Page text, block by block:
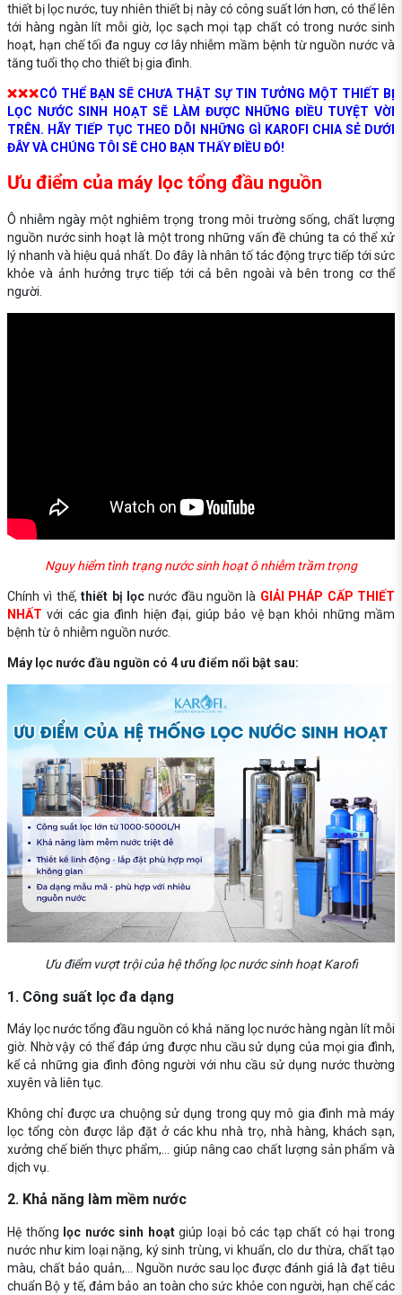
thiết bị lọc nước, tuy nhiên thiết bị này có công suất lớn hơn, có thể lên
tới hàng ngàn lít mỗi giờ, lọc sạch mọi tạp chất có trong nước sinh
hoạt, hạn chế tối đa nguy cơ lây nhiễm mầm bệnh từ nguồn nước và
tăng tuổi thọ cho thiết bị gia đình.
❌❌❌CÓ THỂ BẠN SẼ CHƯA THẬT SỰ TIN TƯỞNG MỘT THIẾT BỊ
LỌC NƯỚC SINH HOẠT SẼ LÀM ĐƯỢC NHỮNG ĐIỀU TUYỆT VỜI
TRÊN. HÃY TIẾP TỤC THEO DÕI NHỮNG GÌ KAROFI CHIA SẺ DƯỚI
ĐÂY VÀ CHÚNG TÔI SẼ CHO BẠN THẤY ĐIỀU ĐÓ!
Ưu điểm của máy lọc tổng đầu nguồn
Ô nhiễm ngày một nghiêm trọng trong môi trường sống, chất lượng
nguồn nước sinh hoạt là một trong những vấn đề chúng ta có thể xử
lý nhanh và hiệu quả nhất. Do đây là nhân tố tác động trực tiếp tới sức
khỏe và ảnh hưởng trực tiếp tới cả bên ngoài và bên trong cơ thể
người.
Nguy hiểm tình trạng nước sinh hoạt ô nhiễm trầm trọng
Chính vì thế,thiết bị lọcnước đầu nguồn là GIẢI PHÁP CẤP THIẾT
NHẤT với các gia đình hiện đại, giúp bảo vệ bạn khỏi những mầm
bệnh từ ô nhiễm nguồn nước.
Máy lọc nước đầu nguồn có 4 ưu điểm nổi bật sau:
Ưu điểm vượt trội của hệ thống lọc nước sinh hoạt Karofi
1. Công suất lọc đa dạng
Máy lọc nước tổng đầu nguồn có khả năng lọc nước hàng ngàn lít mỗi
giờ. Nhờ vậy có thể đáp ứng được nhu cầu sử dụng của mọi gia đình,
kể cả những gia đình đông người với nhu cầu sử dụng nước thường
xuyên và liên tục.
Không chỉ được ưa chuộng sử dụng trong quy mô gia đình mà máy
lọc tổng còn được lắp đặt ở các khu nhà trọ, nhà hàng, khách sạn,
xưởng chế biến thực phẩm,... giúp nâng cao chất lượng sản phẩm và
dịch vụ.
2. Khả năng làm mềm nước
Hệ thống lọc nước sinh hoạtgiúp loại bỏ các tạp chất có hại trong
nước như kim loại nặng, ký sinh trùng, vi khuẩn, clo dư thừa, chất tạo
màu, chất bảo quản,... Nguồn nước sau lọc được đánh giá là đạt tiêu
chuẩn Bộ y tế, đảm bảo an toàn cho sức khỏe con người, hạn chế các